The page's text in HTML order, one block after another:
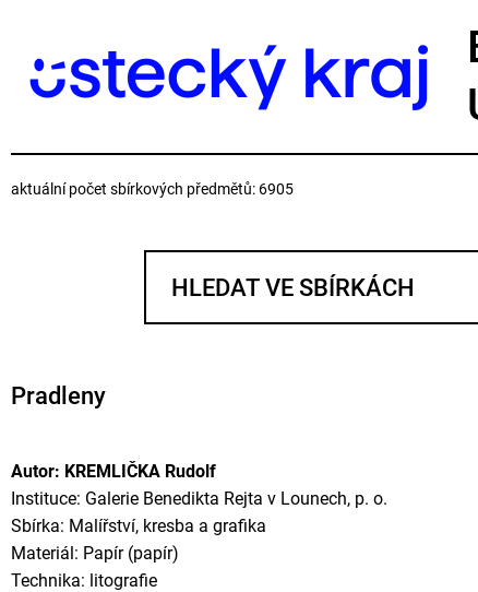
aktuální počet sbírkových předmětů: 6905
Pradleny
Autor: KREMLIČKA Rudolf
Instituce: Galerie Benedikta Rejta v Lounech, p. o.
Sbírka: Malířství, kresba a grafika
Materiál: Papír (papír)
Technika: litografie